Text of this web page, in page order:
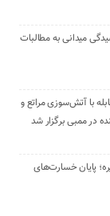
میدانی به مطالبات
با آتش‌سوزی مراتع و
در ممبی برگزار شد
پایان خسارت‌های